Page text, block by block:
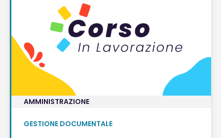
AMMINISTRAZIONE
GESTIONE DOCUMENTALE